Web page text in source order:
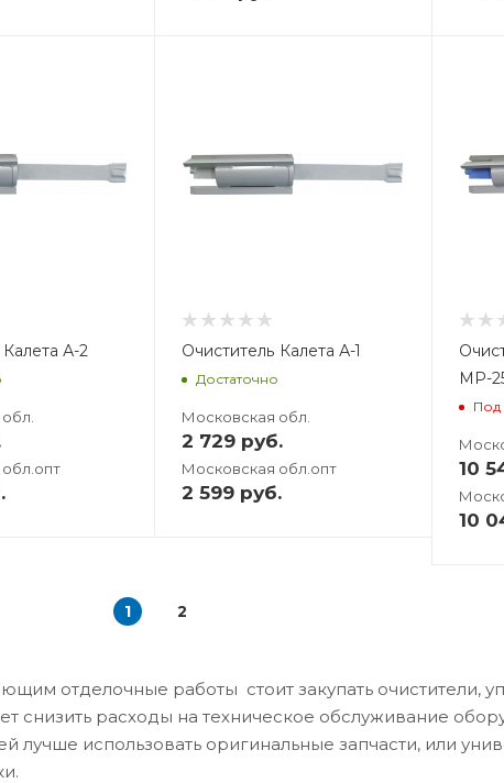
А-2 Очиститель Калета А-1
Достаточно
Московская обл.
2 729 руб.
Московская обл.опт
2 599 руб.
MP-
Под
10
10
1 2
отделочные работы стоит закупать очистители,
снизить расходы на техническое обслуживание
лучше использовать оригинальные запчасти, или